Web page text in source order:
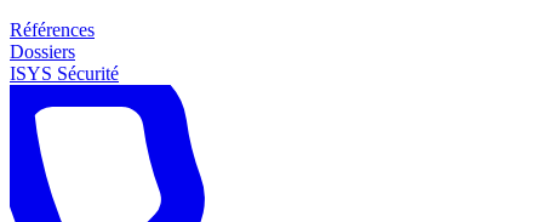
Références
Dossiers
ISYS Sécurité